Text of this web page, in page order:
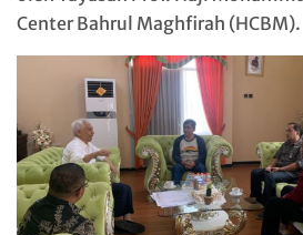
Center Bahrul Maghfirah (HCBM).